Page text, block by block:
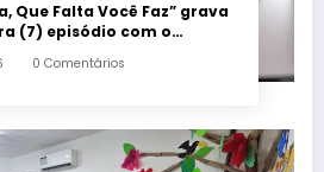
Que Falta Você Faz” grava
(7) episódio com o
0 Comentários